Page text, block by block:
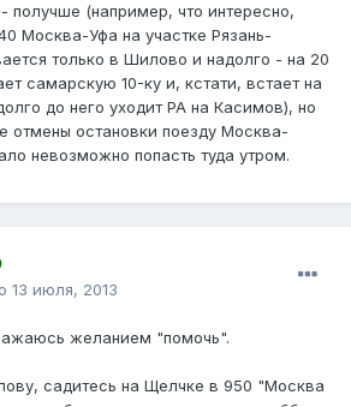
получше (например, что интересно,
Москва-Уфа на участке Рязань-
только в Шилово и надолго - на 20
самарскую 10-ку и, кстати, встает на
до него уходит РА на Касимов), но
отмены остановки поезду Москва-
невозможно попасть туда утром.
13 июля, 2013
желанием "помочь".
садитесь на Щелчке в 950 "Москва